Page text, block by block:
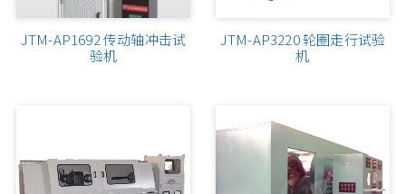
JTM-AP1692 传动轴冲击试
验机
JTM-AP3220 轮圈走行试验
机